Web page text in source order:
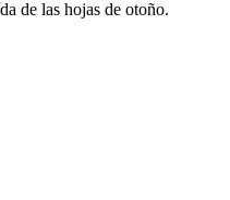
de las hojas de otoño.